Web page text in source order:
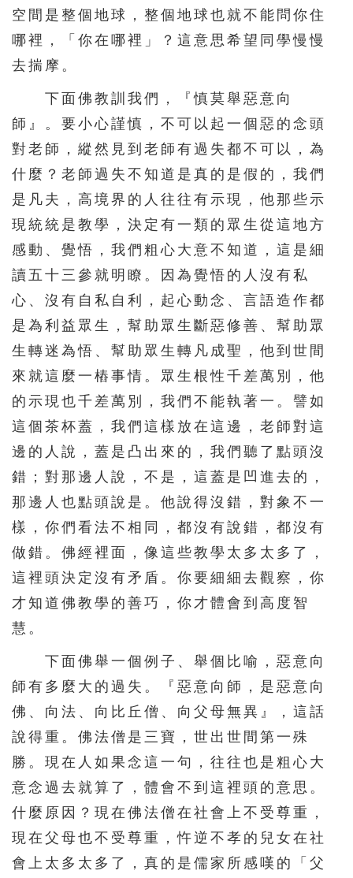
空間是整個地球，整個地球也就不能問你住
哪裡，「你在哪裡」？這意思希望同學慢慢
去揣摩。
下面佛教訓我們，『慎莫舉惡意向
師』。要小心謹慎，不可以起一個惡的念頭
對老師，縱然見到老師有過失都不可以，為
什麼？老師過失不知道是真的是假的，我們
是凡夫，高境界的人往往有示現，他那些示
現統統是教學，決定有一類的眾生從這地方
感動、覺悟，我們粗心大意不知道，這是細
讀五十三參就明瞭。因為覺悟的人沒有私
心、沒有自私自利，起心動念、言語造作都
是為利益眾生，幫助眾生斷惡修善、幫助眾
生轉迷為悟、幫助眾生轉凡成聖，他到世間
來就這麼一樁事情。眾生根性千差萬別，他
的示現也千差萬別，我們不能執著一。譬如
這個茶杯蓋，我們這樣放在這邊，老師對這
邊的人說，蓋是凸出來的，我們聽了點頭沒
錯；對那邊人說，不是，這蓋是凹進去的，
那邊人也點頭說是。他說得沒錯，對象不一
樣，你們看法不相同，都沒有說錯，都沒有
做錯。佛經裡面，像這些教學太多太多了，
這裡頭決定沒有矛盾。你要細細去觀察，你
才知道佛教學的善巧，你才體會到高度智
慧。
下面佛舉一個例子、舉個比喻，惡意向
師有多麼大的過失。『惡意向師，是惡意向
佛、向法、向比丘僧、向父母無異』，這話
說得重。佛法僧是三寶，世出世間第一殊
勝。現在人如果念這一句，往往也是粗心大
意念過去就算了，體會不到這裡頭的意思。
什麼原因？現在佛法僧在社會上不受尊重，
現在父母也不受尊重，忤逆不孝的兒女在社
會上太多太多了，真的是儒家所感嘆的「父